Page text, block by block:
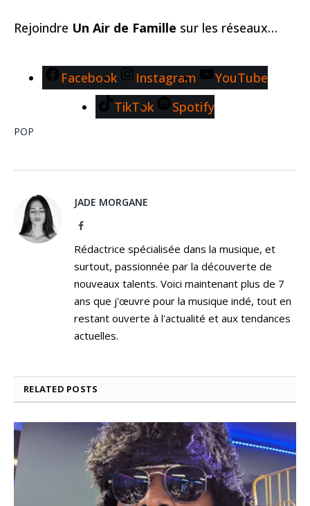
Rejoindre Un Air de Famille sur les réseaux…
Facebook Instagram
YouTube
TikTok
Spotify
POP
JADE MORGANE
Facebook
Rédactrice spécialisée dans la musique, et
surtout, passionnée par la découverte de
nouveaux talents. Voici maintenant plus de 7
ans que j'œuvre pour la musique indé, tout en
restant ouverte à l'actualité et aux tendances
actuelles.
RELATED POSTS